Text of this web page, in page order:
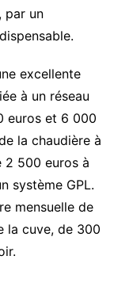
par un
excellente
à un réseau
euros et 6 000
la chaudière à
2 500 euros à
système GPL.
mensuelle de
la cuve, de 300